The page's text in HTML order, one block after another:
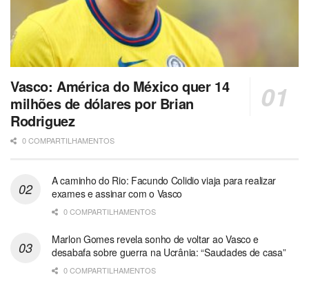
Vasco: América do México quer 14
milhões de dólares por Brian
Rodriguez
0 COMPARTILHAMENTOS
A caminho do Rio: Facundo Colidio viaja para realizar
exames e assinar com o Vasco
0 COMPARTILHAMENTOS
Marlon Gomes revela sonho de voltar ao Vasco e
desabafa sobre guerra na Ucrânia: “Saudades de casa”
0 COMPARTILHAMENTOS